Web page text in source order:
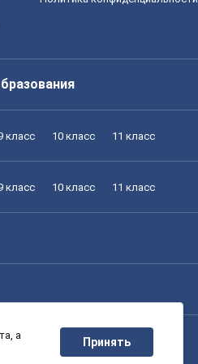
класс 10 класс 11 класс
класс 10 класс 11 класс
класс 10 класс 11 класс
а
Принять